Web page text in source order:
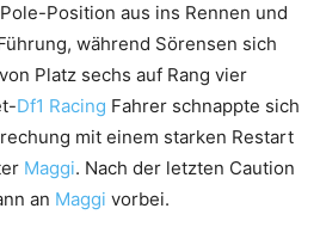
Position aus ins Rennen und
während Sörensen sich
Platz sechs auf Rang vier
Df1 Racing Fahrer schnappte sich
mit einem starken Restart
Maggi. Nach der letzten Caution
an Maggi vorbei.